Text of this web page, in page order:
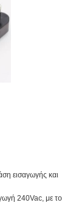
εισαγωγής και
240Vac, με το